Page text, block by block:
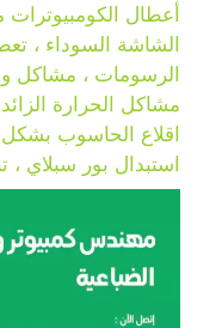
أعطال
الشاشة السوداء ،
الرسومات ، مشاكل
مشاكل الحرارة
اقلاع الحاسوب بشكل
استبدال بور سبلاي